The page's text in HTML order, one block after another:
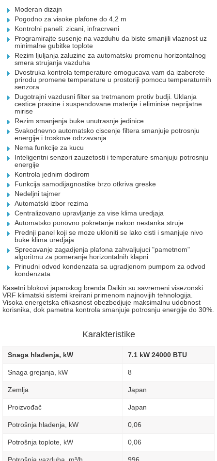
Moderan dizajn
Pogodno za visoke plafone do 4,2 m
Kontrolni paneli: zicani, infracrveni
Programirajte susenje na vazduhu da biste smanjili vlaznost uz
minimalne gubitke toplote
Rezim ljuljanja zaluzine za automatsku promenu horizontalnog
smera strujanja vazduha
Dvostruka kontrola temperature omogucava vam da izaberete
prirodu promene temperature u prostoriji pomocu temperaturnih
senzora
Dugotrajni vazdusni filter sa tretmanom protiv budji. Uklanja
cestice prasine i suspendovane materije i eliminise neprijatne
mirise
Rezim smanjenja buke unutrasnje jedinice
Svakodnevno automatsko ciscenje filtera smanjuje potrosnju
energije i troskove odrzavanja
Nema funkcije za kucu
Inteligentni senzori zauzetosti i temperature smanjuju potrosnju
energije
Kontrola jednim dodirom
Funkcija samodijagnostike brzo otkriva greske
Nedeljni tajmer
Automatski izbor rezima
Centralizovano upravljanje za vise klima uredjaja
Automatsko ponovno pokretanje nakon nestanka struje
Prednji panel koji se moze ukloniti se lako cisti i smanjuje nivo
buke klima uredjaja
Sprecavanje zagadjenja plafona zahvaljujuci "pametnom"
algoritmu za pomeranje horizontalnih klapni
Prinudni odvod kondenzata sa ugradjenom pumpom za odvod
kondenzata
Kasetni blokovi japanskog brenda Daikin su savremeni visezonski
VRF klimatski sistemi kreirani primenom najnovijih tehnologija.
Visoka energetska efikasnost obezbedjuje maksimalnu udobnost
korisnika, dok pametna kontrola smanjuje potrosnju energije do 30%.
Karakteristike
Snaga hlađenja, kW 7.1 kW 24000 BTU
Snaga grejanja, kW 8
Zemlja Japan
Proizvođač Japan
Potrošnja hlađenja, kW 0,06
Potrošnja toplote, kW 0,06